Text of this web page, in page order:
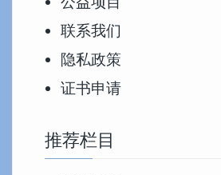
联系我们
隐私政策
证书申请
推荐栏目